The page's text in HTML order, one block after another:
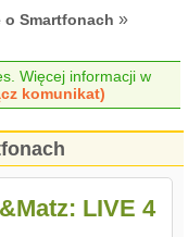
o Smartfonach »
Więcej informacji w
komunikat)
LIVE 4